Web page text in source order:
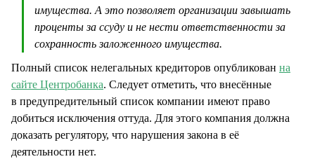
имущества. А это позволяет организации завышать
проценты за ссуду и не нести ответственности за
сохранность заложенного имущества.
Полный список нелегальных кредиторов опубликован на
сайте Центробанка. Следует отметить, что внесённые
в предупредительный список компании имеют право
добиться исключения оттуда. Для этого компания должна
доказать регулятору, что нарушения закона в её
деятельности нет.